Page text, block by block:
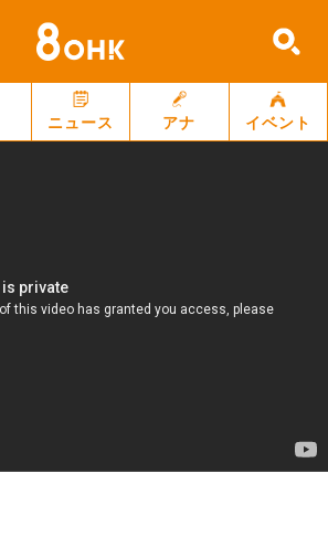
ニュース アナ イベント